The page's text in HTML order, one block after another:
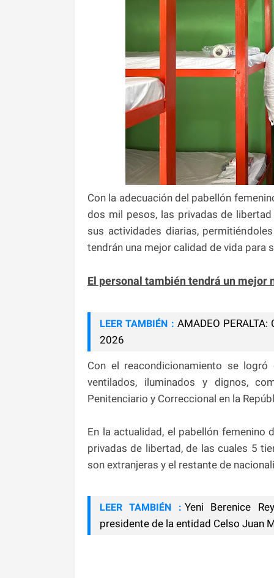
Con la adecuación del pabellón
dos mil pesos, las privadas de
sus actividades diarias,
tendrán una mejor calidad de vida
El personal también tendrá un mejor
LEER TAMBIÉN : AMADEO PERALTA:
2026
Con el reacondicionamiento se
ventilados, iluminados y dignos,
Penitenciario y Correccional en la
En la actualidad, el pabellón
privadas de libertad, de las cuales 5
son extranjeras y el restante de
LEER TAMBIÉN : Yeni Berenice
presidente de la entidad Celso Juan